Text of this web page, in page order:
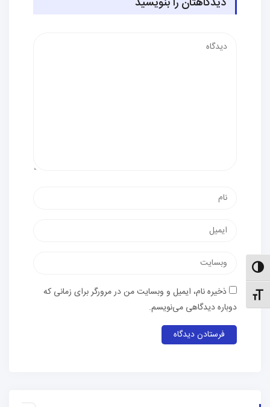
حالت کنتراست بالا
تنظیم اندازهٔ فونت
پست
وب‌سایت
ذخیره نام، ایمیل و وبسایت من در مرورگر برای زمانی که
دوباره دیدگاهی می‌نویسم.